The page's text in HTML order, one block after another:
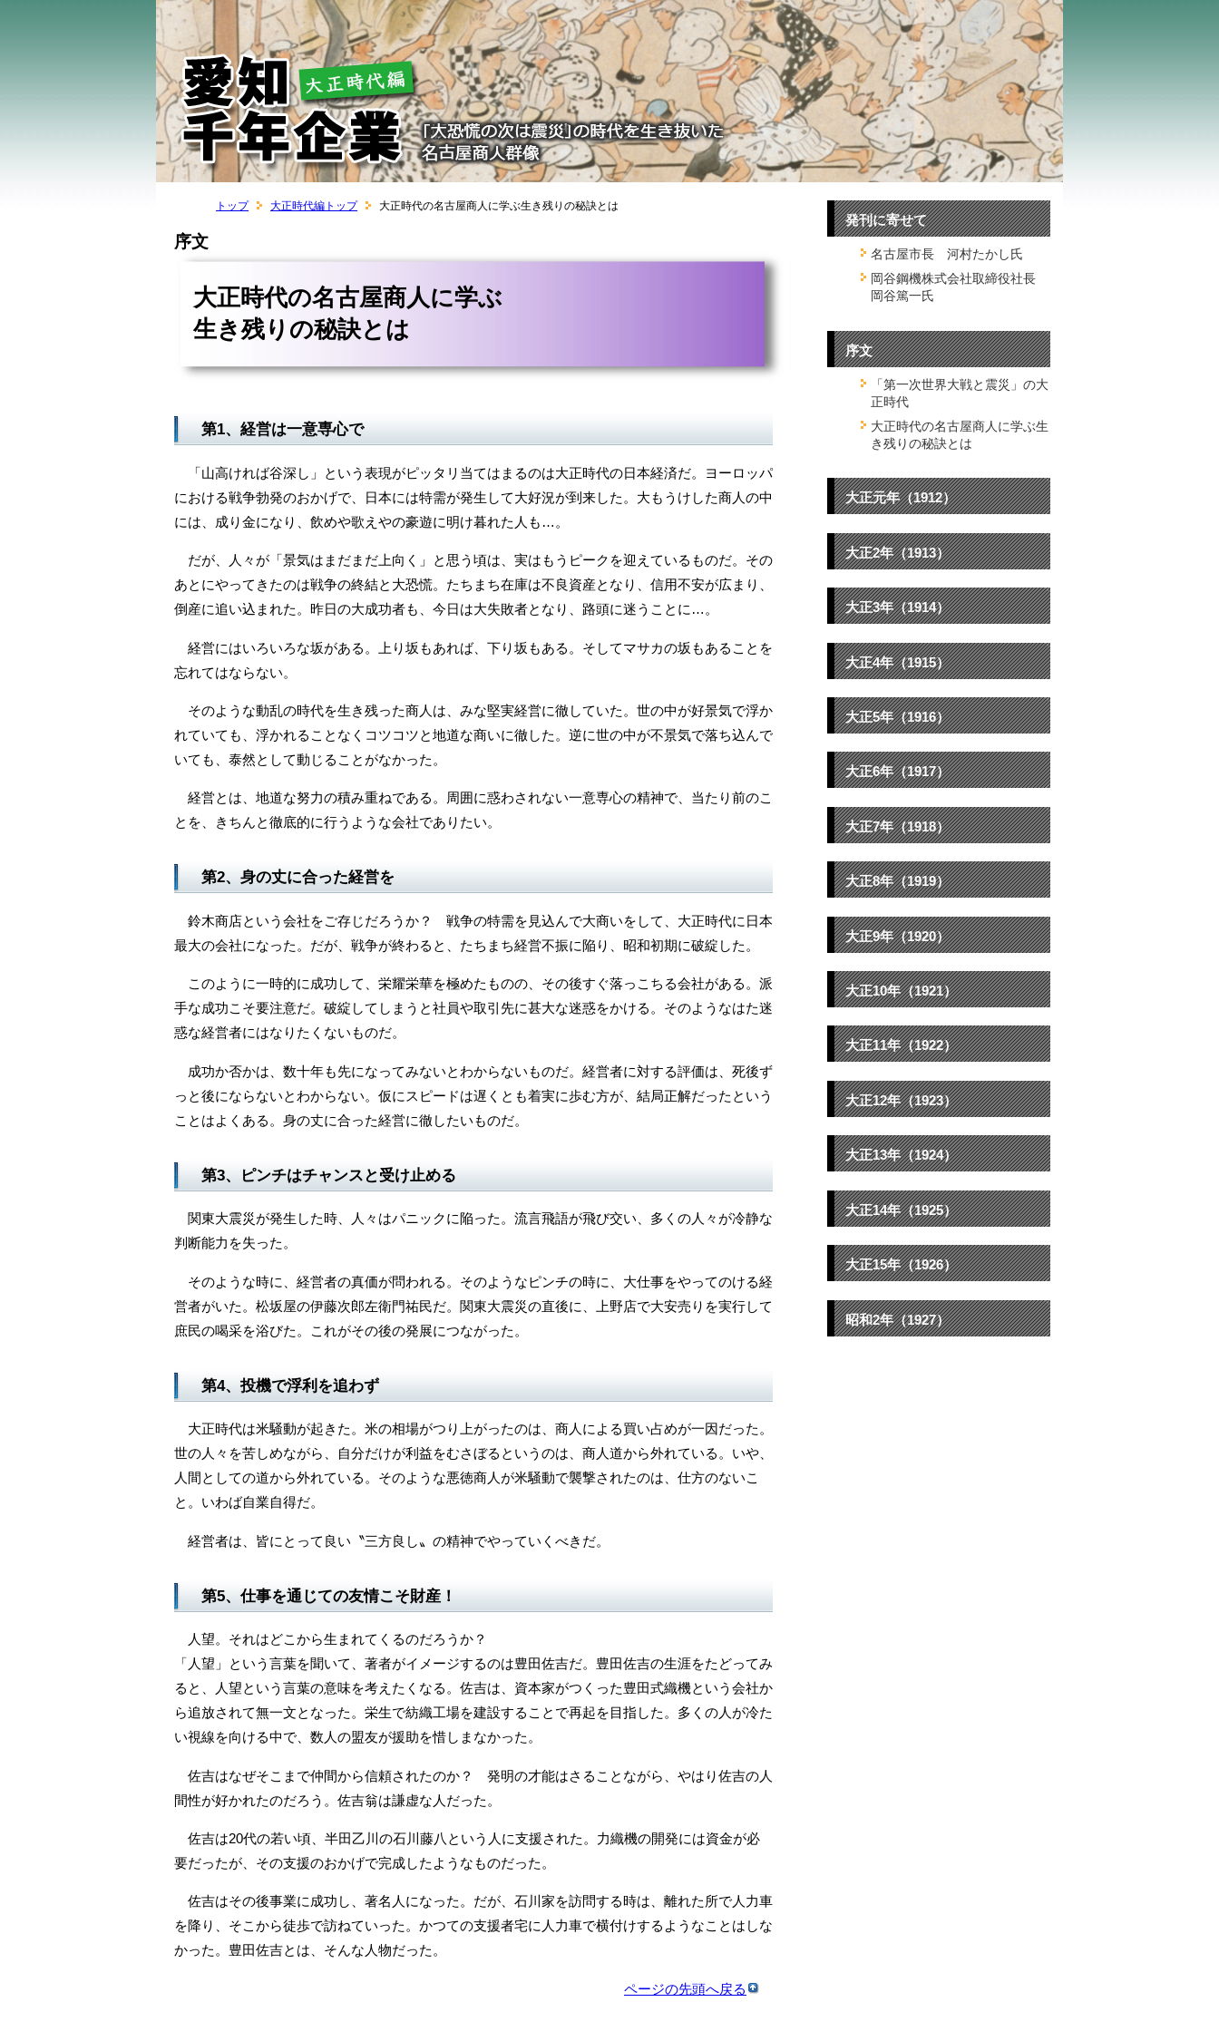
トップ 大正時代編トップ 大正時代の名古屋商人に学ぶ生き残りの秘訣とは
序文
大正時代の名古屋商人に学ぶ
生き残りの秘訣とは
第1、経営は一意専心で
「山高ければ谷深し」という表現がピッタリ当てはまるのは大正時代の日本経済だ。ヨーロッパ
における戦争勃発のおかげで、日本には特需が発生して大好況が到来した。大もうけした商人の中
には、成り金になり、飲めや歌えやの豪遊に明け暮れた人も…。
だが、人々が「景気はまだまだ上向く」と思う頃は、実はもうピークを迎えているものだ。その
あとにやってきたのは戦争の終結と大恐慌。たちまち在庫は不良資産となり、信用不安が広まり、
倒産に追い込まれた。昨日の大成功者も、今日は大失敗者となり、路頭に迷うことに…。
経営にはいろいろな坂がある。上り坂もあれば、下り坂もある。そしてマサカの坂もあることを
忘れてはならない。
そのような動乱の時代を生き残った商人は、みな堅実経営に徹していた。世の中が好景気で浮か
れていても、浮かれることなくコツコツと地道な商いに徹した。逆に世の中が不景気で落ち込んで
いても、泰然として動じることがなかった。
経営とは、地道な努力の積み重ねである。周囲に惑わされない一意専心の精神で、当たり前のこ
とを、きちんと徹底的に行うような会社でありたい。
第2、身の丈に合った経営を
鈴木商店という会社をご存じだろうか？ 戦争の特需を見込んで大商いをして、大正時代に日本
最大の会社になった。だが、戦争が終わると、たちまち経営不振に陥り、昭和初期に破綻した。
このように一時的に成功して、栄耀栄華を極めたものの、その後すぐ落っこちる会社がある。派
手な成功こそ要注意だ。破綻してしまうと社員や取引先に甚大な迷惑をかける。そのようなはた迷
惑な経営者にはなりたくないものだ。
成功か否かは、数十年も先になってみないとわからないものだ。経営者に対する評価は、死後ず
っと後にならないとわからない。仮にスピードは遅くとも着実に歩む方が、結局正解だったという
ことはよくある。身の丈に合った経営に徹したいものだ。
第3、ピンチはチャンスと受け止める
関東大震災が発生した時、人々はパニックに陥った。流言飛語が飛び交い、多くの人々が冷静な
判断能力を失った。
そのような時に、経営者の真価が問われる。そのようなピンチの時に、大仕事をやってのける経
営者がいた。松坂屋の伊藤次郎左衛門祐民だ。関東大震災の直後に、上野店で大安売りを実行して
庶民の喝采を浴びた。これがその後の発展につながった。
第4、投機で浮利を追わず
大正時代は米騒動が起きた。米の相場がつり上がったのは、商人による買い占めが一因だった。
世の人々を苦しめながら、自分だけが利益をむさぼるというのは、商人道から外れている。いや、
人間としての道から外れている。そのような悪徳商人が米騒動で襲撃されたのは、仕方のないこ
と。いわば自業自得だ。
経営者は、皆にとって良い〝三方良し〟の精神でやっていくべきだ。
第5、仕事を通じての友情こそ財産！
人望。それはどこから生まれてくるのだろうか？
「人望」という言葉を聞いて、著者がイメージするのは豊田佐吉だ。豊田佐吉の生涯をたどってみ
ると、人望という言葉の意味を考えたくなる。佐吉は、資本家がつくった豊田式織機という会社か
ら追放されて無一文となった。栄生で紡織工場を建設することで再起を目指した。多くの人が冷た
い視線を向ける中で、数人の盟友が援助を惜しまなかった。
佐吉はなぜそこまで仲間から信頼されたのか？ 発明の才能はさることながら、やはり佐吉の人
間性が好かれたのだろう。佐吉翁は謙虚な人だった。
佐吉は20代の若い頃、半田乙川の石川藤八という人に支援された。力織機の開発には資金が必
要だったが、その支援のおかげで完成したようなものだった。
佐吉はその後事業に成功し、著名人になった。だが、石川家を訪問する時は、離れた所で人力車
を降り、そこから徒歩で訪ねていった。かつての支援者宅に人力車で横付けするようなことはしな
かった。豊田佐吉とは、そんな人物だった。
ページの先頭へ戻る
発刊に寄せて
名古屋市長 河村たかし氏
岡谷鋼機株式会社取締役社長
岡谷篤一氏
序文
「第一次世界大戦と震災」の大
正時代
大正時代の名古屋商人に学ぶ生
き残りの秘訣とは
大正元年（1912）
大正2年（1913）
大正3年（1914）
大正4年（1915）
大正5年（1916）
大正6年（1917）
大正7年（1918）
大正8年（1919）
大正9年（1920）
大正10年（1921）
大正11年（1922）
大正12年（1923）
大正13年（1924）
大正14年（1925）
大正15年（1926）
昭和2年（1927）